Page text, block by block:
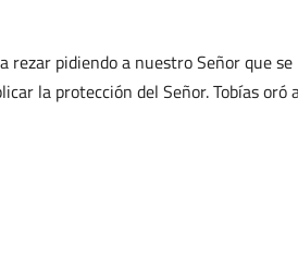
rezar pidiendo a nuestro Señor que se
la protección del Señor. Tobías oró